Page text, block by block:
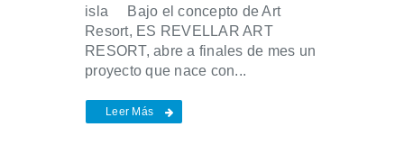
isla Bajo el concepto de Art
Resort, ES REVELLAR ART
RESORT, abre a finales de mes un
proyecto que nace con...
Leer Más